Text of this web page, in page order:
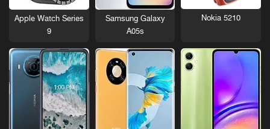
Nokia 5210
Samsung Galaxy
A05s
Apple Watch Series
9